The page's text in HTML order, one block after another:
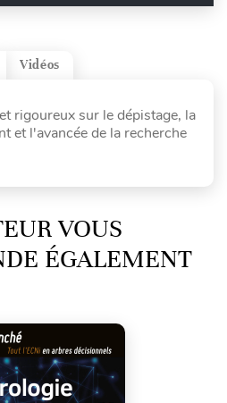
Vidéos
rigoureux sur le dépistage, la
et l'avancée de la recherche
VOUS
ÉGALEMENT